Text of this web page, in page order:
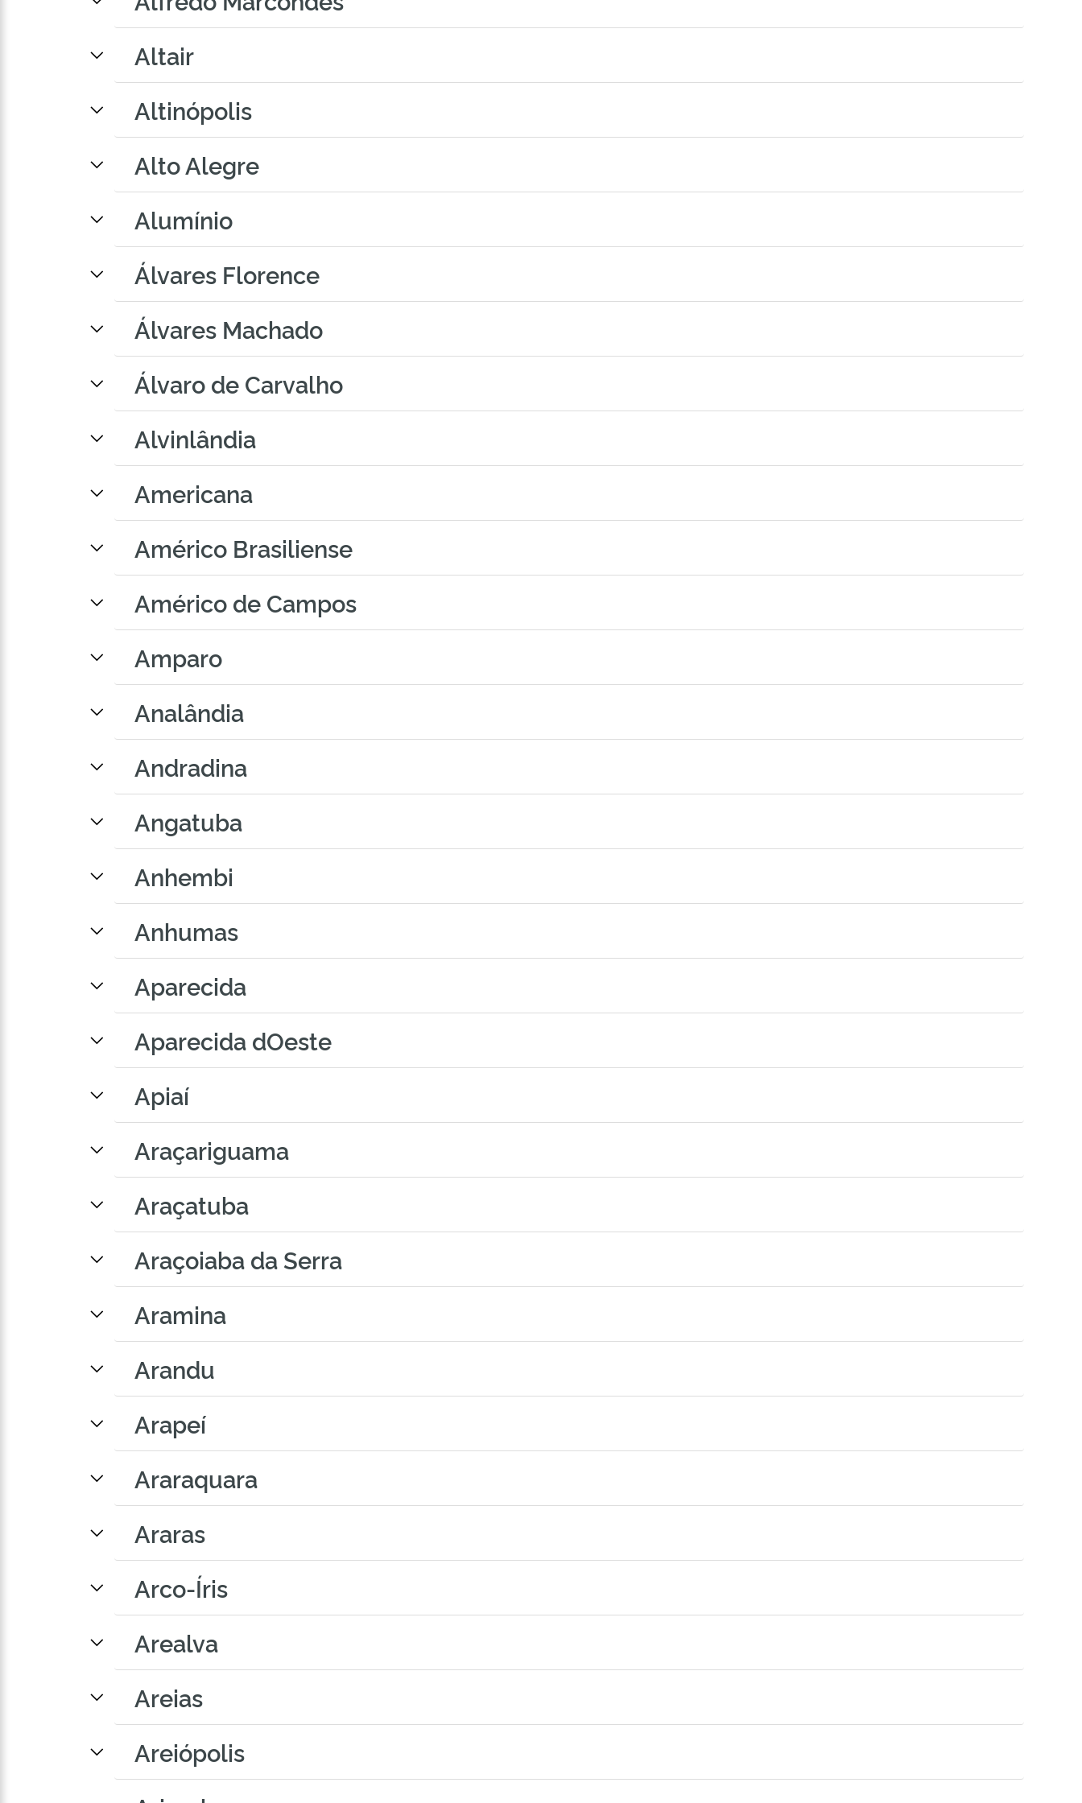
Altair
Altinópolis
Alto Alegre
Alumínio
Álvares Florence
Álvares Machado
Álvaro de Carvalho
Alvinlândia
Americana
Américo Brasiliense
Américo de Campos
Amparo
Analândia
Andradina
Angatuba
Anhembi
Anhumas
Aparecida
Aparecida dOeste
Apiaí
Araçariguama
Araçatuba
Araçoiaba da Serra
Aramina
Arandu
Arapeí
Araraquara
Araras
Arco-Íris
Arealva
Areias
Areiópolis